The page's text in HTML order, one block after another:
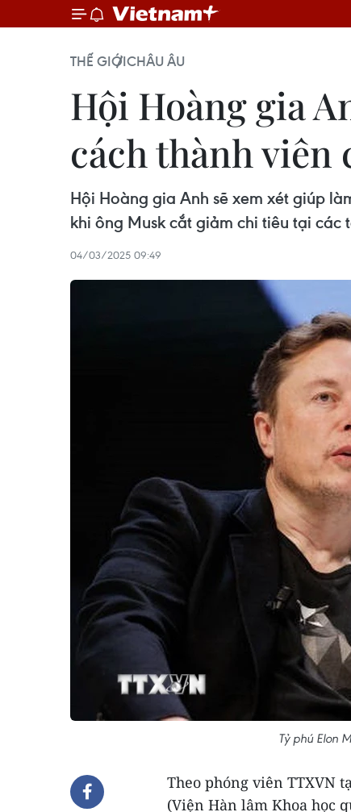
THẾ GIỚICHÂU ÂU
Hội Hoàng gia
cách thành viên
Hội Hoàng gia Anh sẽ xem xét giúp
khi ông Musk cắt giảm chi tiêu tại các
04/03/2025 09:49
Tỷ phú Elon
Theo phóng viên TTXVN
(Viện Hàn lâm Khoa học